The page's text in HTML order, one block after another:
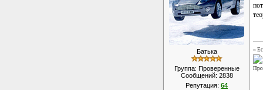
Батька
Группа: Проверенные
Сообщений: 2838
Репутация: 64
«